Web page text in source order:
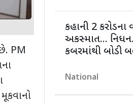
PM
કહાની 2 કરોડના
અકસ્માત...
કબરમાંથી બોડી
National